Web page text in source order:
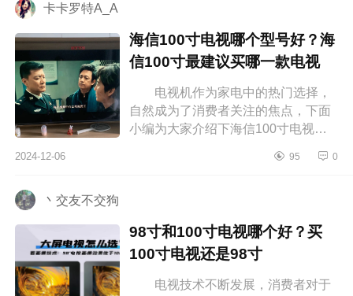
卡卡罗特A_A
海信100寸电视哪个型号好？海
信100寸最建议买哪一款电视
电视机作为家电中的热门选择，
自然成为了消费者关注的焦点，下面
小编为大家介绍下海信100寸电视哪
款电视 海信100寸电视哪个型号
2024-12-06 95 0
丶交友不交狗
98寸和100寸电视哪个好？买
100寸电视还是98寸
电视技术不断发展，消费者对于